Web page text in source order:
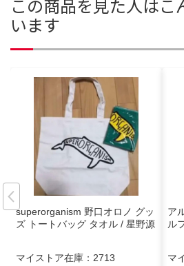
この商品を見た人はこ
います
superorganism 野口オロノ グッ
ズ トートバッグ タオル / 星野源
マイストア在庫： 2713
ア
ル
マ